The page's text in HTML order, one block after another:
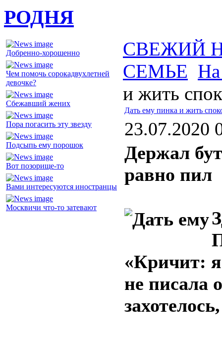
РОДНЯ
Добренно-хорошенно
Чем помочь сорокадвухлетней
девочке?
Сбежавший жених
Пора погасить эту звезду
Подсыпь ему порошок
Вот позорище-то
Вами интересуются иностранцы
Москвичи что-то затевают
СВЕЖИЙ
СЕМЬЕ На
и жить
Дать ему пинка и жить
23.07.2020
Держал
равно пил
«Кричит:
не писала